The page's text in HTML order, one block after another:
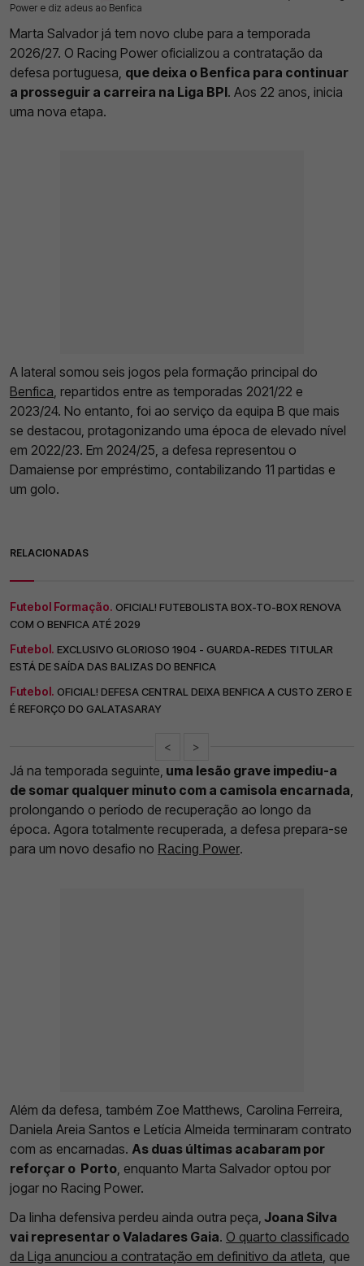
Power e diz adeus ao Benfica
Marta Salvador já tem novo clube para a temporada
2026/27. O Racing Power oficializou a contratação da
defesa portuguesa, que deixa o Benfica para continuar
a prosseguir a carreira na Liga BPI. Aos 22 anos, inicia
uma nova etapa.
A lateral somou seis jogos pela formação principal do
Benfica , repartidos entre as temporadas 2021/22 e
2023/24. No entanto, foi ao serviço da equipa B que mais
se destacou, protagonizando uma época de elevado nível
em 2022/23. Em 2024/25, a defesa representou o
Damaiense por empréstimo, contabilizando 11 partidas e
um golo.
RELACIONADAS
Futebol Formação. OFICIAL! FUTEBOLISTA BOX-TO-BOX RENOVA
COM O BENFICA ATÉ 2029
Futebol. EXCLUSIVO GLORIOSO 1904 - GUARDA-REDES TITULAR
ESTÁ DE SAÍDA DAS BALIZAS DO BENFICA
Futebol. OFICIAL! DEFESA CENTRAL DEIXA BENFICA A CUSTO ZERO E
É REFORÇO DO GALATASARAY
< >
Já na temporada seguinte, uma lesão grave impediu-a
de somar qualquer minuto com a camisola encarnada
prolongando o período de recuperação ao longo da
época. Agora totalmente recuperada, a defesa prepara-se
para um novo desafio no Racing Power.
Além da defesa, também Zoe Matthews, Carolina Ferreira,
Daniela Areia Santos e Letícia Almeida terminaram contrato
com as encarnadas. As duas últimas acabaram por
reforçar o Porto , enquanto Marta Salvador optou por
jogar no Racing Power.
Da linha defensiva perdeu ainda outra peça, Joana Silva
vai representar o Valadares Gaia. O quarto classificado
da Liga anunciou a contratação em definitivo da atleta , que